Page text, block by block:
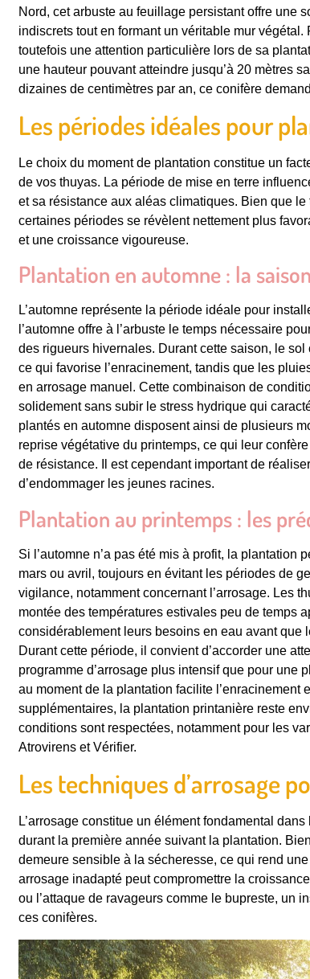
Nord, cet arbuste au feuillage persistant offre une
indiscrets tout en formant un véritable mur
toutefois une attention particulière lors de sa
une hauteur pouvant atteindre jusqu’à 20 mètres
dizaines de centimètres par an, ce conifère
Les périodes idéales pour
Le choix du moment de plantation constitue un
de vos thuyas. La période de mise en terre
et sa résistance aux aléas climatiques. Bien que
certaines périodes se révèlent nettement plus
et une croissance vigoureuse.
Plantation en automne : la
L’automne représente la période idéale pour
l’automne offre à l’arbuste le temps nécessaire
des rigueurs hivernales. Durant cette saison, le
ce qui favorise l’enracinement, tandis que les
en arrosage manuel. Cette combinaison de
solidement sans subir le stress hydrique qui
plantés en automne disposent ainsi de plusieurs
reprise végétative du printemps, ce qui leur
de résistance. Il est cependant important de
d’endommager les jeunes racines.
Plantation au printemps : les
Si l’automne n’a pas été mis à profit, la plantation
mars ou avril, toujours en évitant les périodes de
vigilance, notamment concernant l’arrosage. Les
montée des températures estivales peu de temps
considérablement leurs besoins en eau avant
Durant cette période, il convient d’accorder une
programme d’arrosage plus intensif que pour une
au moment de la plantation facilite
supplémentaires, la plantation printanière reste
conditions sont respectées, notamment pour les
Atrovirens et Vérifier.
Les techniques d’arrosage
L’arrosage constitue un élément fondamental
durant la première année suivant la plantation.
demeure sensible à la sécheresse, ce qui rend
arrosage inadapté peut compromettre la
ou l’attaque de ravageurs comme le bupreste, un
ces conifères.